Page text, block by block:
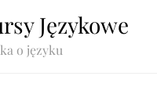
Językowe
o języku